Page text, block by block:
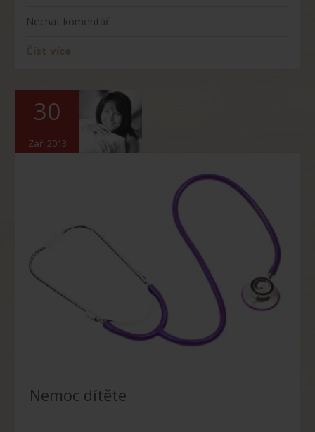
Nechat komentář
Číst více
30
Zář, 2013
Nemoc dítěte